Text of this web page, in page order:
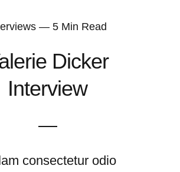
— 5 Min Read
Dicker
Interview
consectetur odio